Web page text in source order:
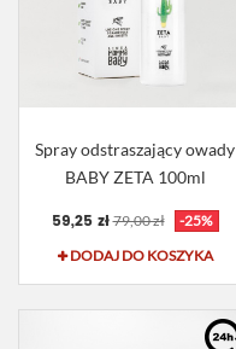
Spray odstraszający owady
BABY ZETA 100ml
59,25 zł 79,00 zł
-25%
DODAJ DO KOSZYKA